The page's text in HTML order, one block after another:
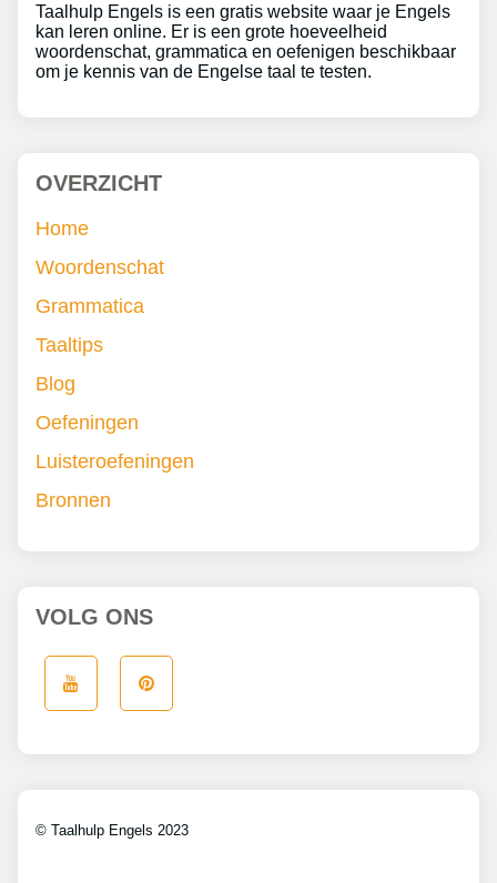
Taalhulp Engels is een gratis website waar je Engels
kan leren online. Er is een grote hoeveelheid
woordenschat, grammatica en oefenigen beschikbaar
om je kennis van de Engelse taal te testen.
OVERZICHT
Home
Woordenschat
Grammatica
Taaltips
Blog
Oefeningen
Luisteroefeningen
Bronnen
VOLG ONS
© Taalhulp Engels 2023